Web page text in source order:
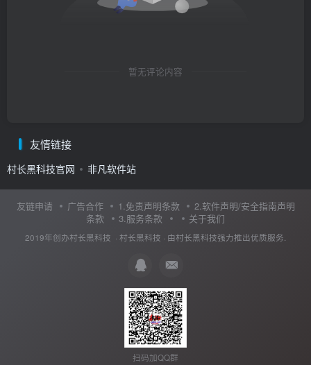
暂无评论内容
友情链接
村长黑科技官网 非凡软件站
友链申请 广告合作 1.免责声明条款
2.软件声明/安全指南声明
条款
3.服务条款 关于我们
2019年创办村长黑科技 · 村长黑科技 · 由村长黑科技强力推出优质服务.
扫码加QQ群